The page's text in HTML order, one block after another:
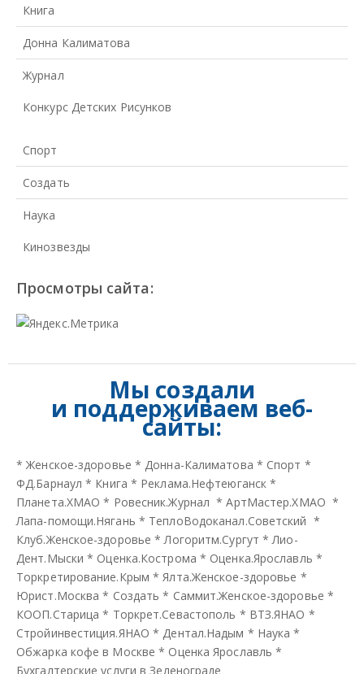
Книга
Донна Калиматова
Журнал
Конкурс Детских Рисунков
Спорт
Создать
Наука
Кинозвезды
Просмотры сайта:
Мы создали
и поддерживаем веб-
сайты:
*Женское-здоровье * Донна-Калиматова * Спорт *
ФД.Барнаул * Книга * Реклама.Нефтеюганск *
Планета.ХМАО * Ровесник.Журнал *АртМастер.ХМАО *
Лапа-помощи.Нягань * ТеплоВодоканал.Советский *
Клуб.Женское-здоровье * Логоритм.Сургут * Лио-
Дент.Мыски * Оценка.Кострома * Оценка.Ярославль *
Торкретирование.Крым * Ялта.Женское-здоровье *
Юрист.Москва * Создать * Саммит.Женское-здоровье *
КООП.Старица * Торкрет.Севастополь * ВТЗ.ЯНАО *
Стройинвестиция.ЯНАО * Дентал.Надым * Наука *
Обжарка кофе в Москве * Оценка Ярославль *
Бухгалтерские услуги в Зеленограде